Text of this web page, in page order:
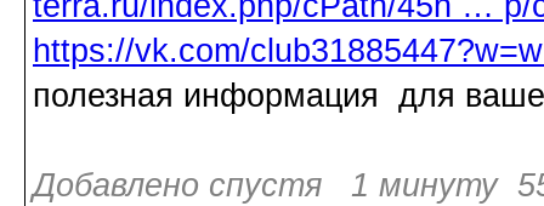
https://vk.com/
полезная информация для
Добавлено спустя 1 минуту